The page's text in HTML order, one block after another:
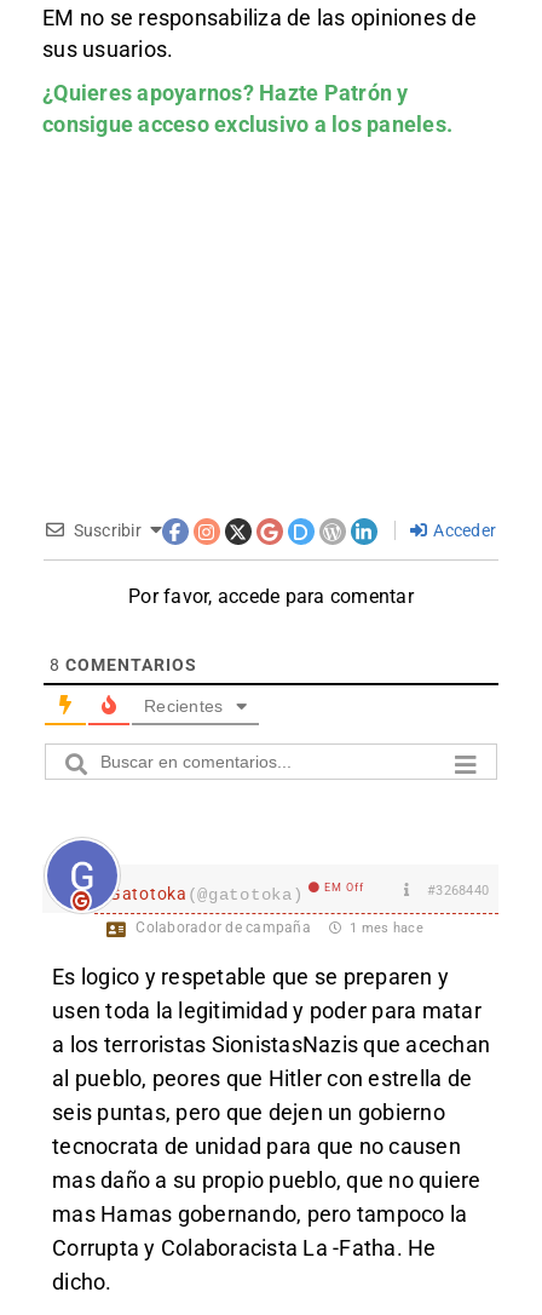
EM no se responsabiliza de las opiniones de
sus usuarios.
¿Quieres apoyarnos? Hazte Patróny
consigue acceso exclusivo a los paneles.
Suscribir Acceder
Por favor, accede para comentar
8 COMENTARIOS
Recientes
Gatotoka (@gatotoka) EM Off #3268440
Colaborador de campaña 1 mes hace
Es logico y respetable que se preparen y
usen toda la legitimidad y poder para matar
a los terroristas SionistasNazis que acechan
al pueblo, peores que Hitler con estrella de
seis puntas, pero que dejen un gobierno
tecnocrata de unidad para que no causen
mas daño a su propio pueblo, que no quiere
mas Hamas gobernando, pero tampoco la
Corrupta y Colaboracista La -Fatha. He
dicho.